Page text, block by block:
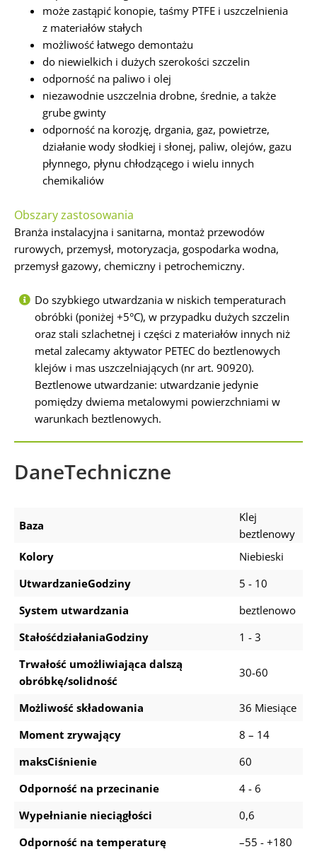
może zastąpić konopie, taśmy PTFE i uszczelnienia
z materiałów stałych
możliwość łatwego demontażu
do niewielkich i dużych szerokości szczelin
odporność na paliwo i olej
niezawodnie uszczelnia drobne, średnie, a także
grube gwinty
odporność na korozję, drgania, gaz, powietrze,
działanie wody słodkiej i słonej, paliw, olejów, gazu
płynnego, płynu chłodzącego i wielu innych
chemikaliów
Obszary zastosowania
Branża instalacyjna i sanitarna, montaż przewodów
rurowych, przemysł, motoryzacja, gospodarka wodna,
przemysł gazowy, chemiczny i petrochemiczny.
Do szybkiego utwardzania w niskich temperaturach
obróbki (poniżej +5°C), w przypadku dużych szczelin
oraz stali szlachetnej i części z materiałów innych niż
metal zalecamy aktywator PETEC do beztlenowych
klejów i mas uszczelniających (nr art. 90920).
Beztlenowe utwardzanie: utwardzanie jedynie
pomiędzy dwiema metalowymi powierzchniami w
warunkach beztlenowych.
DaneTechniczne
Baza
Klej
beztlenowy
Kolory
Niebieski
UtwardzanieGodziny
5 - 10
System utwardzania
beztlenowo
StałośćdziałaniaGodziny
1 - 3
Trwałość umożliwiająca dalszą
obróbkę/solidność
30-60
Możliwość składowania
36 Miesiące
Moment zrywający
8 – 14
maksCiśnienie
60
Odporność na przecinanie
4 - 6
Wypełnianie nieciągłości
0,6
Odporność na temperaturę
–55 - +180